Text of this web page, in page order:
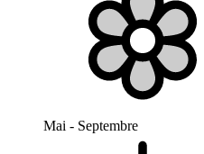
Mai - Septembre